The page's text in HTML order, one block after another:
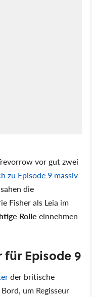
vor gut zwei
zu Episode 9 massiv
die
Fisher als Leia im
Rolle einnehmen
Episode 9
der britische
um Regisseur